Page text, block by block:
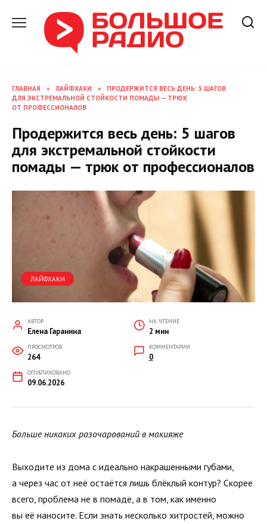
содержанию
ГЛАВНАЯ » ЛАЙФХАКИ »
ПРОДЕРЖИТСЯ ВЕСЬ ДЕНЬ: 5 ШАГОВ
ДЛЯ ЭКСТРЕМАЛЬНОЙ СТОЙКОСТИ ПОМАДЫ — ТРЮК
ОТ ПРОФЕССИОНАЛОВ
Продержится весь день: 5 шагов
для экстремальной стойкости
помады — трюк от профессионалов
ЛАЙФХАКИ
АВТОР
Елена Гаранина
НА ЧТЕНИЕ
2 мин
ПРОСМОТРОВ
264
КОММЕНТАРИИ
0
ОПУБЛИКОВАНО
09.06.2026
Больше никаких разочарований в макияже
Выходите из дома с идеально накрашенными губами,
а через час от неё остаётся лишь блёклый контур? Скорее
всего, проблема не в помаде, а в том, как именно
вы её наносите. Если знать несколько хитростей, можно